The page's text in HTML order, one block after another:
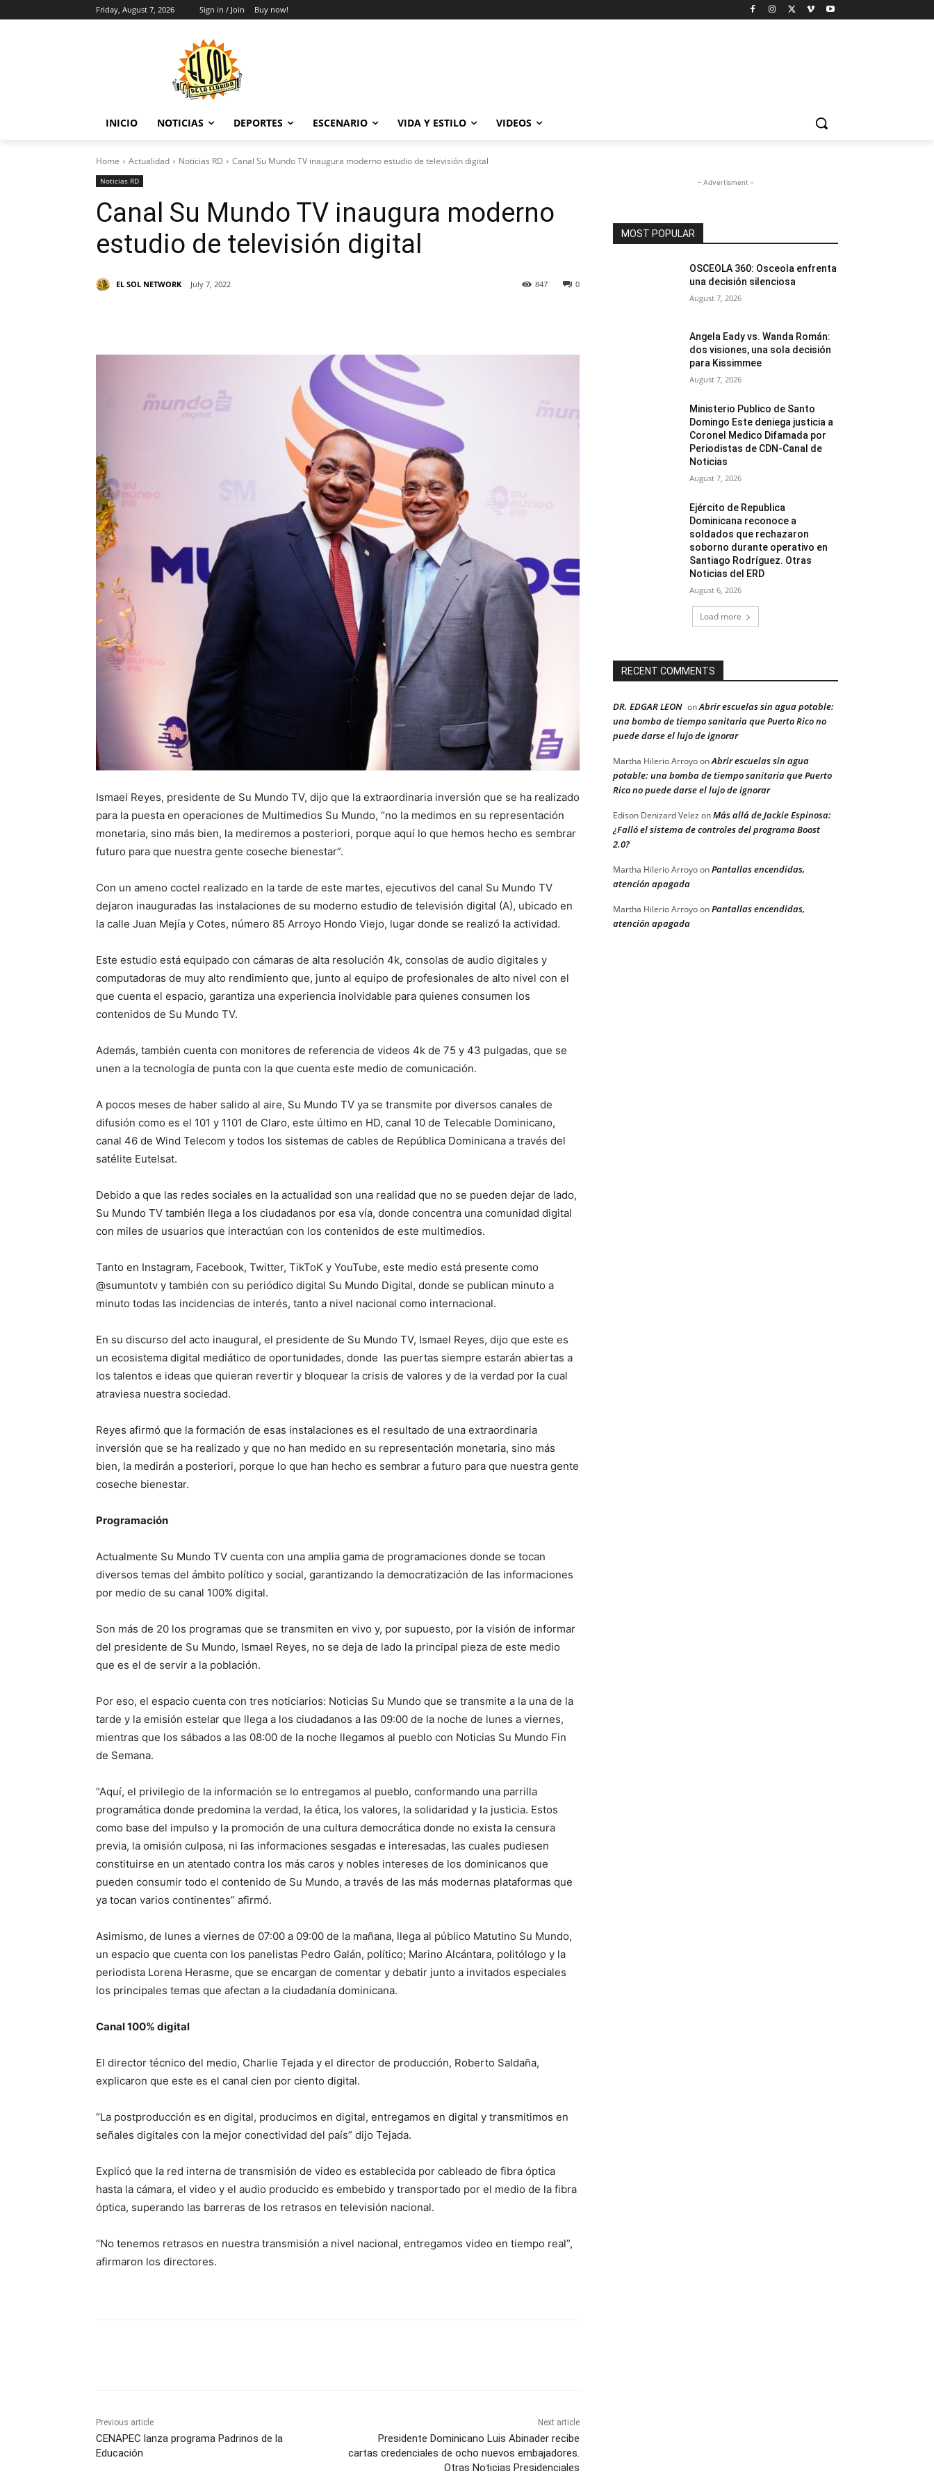
Friday, August 7, 2026 Sign in / Join Buy now!
INICIO NOTICIAS DEPORTES ESCENARIO VIDA Y ESTILO VIDEOS
Home Actualidad Noticias RD Canal Su Mundo TV inaugura moderno estudio de televisión digital
Noticias RD
Canal Su Mundo TV inaugura moderno
estudio de televisión digital
EL SOL NETWORK July 7, 2022 0
847
Ismael Reyes, presidente de Su Mundo TV, dijo que la extraordinaria inversión que se ha realizado
para la puesta en operaciones de Multimedios Su Mundo, “no la medimos en su representación
monetaria, sino más bien, la mediremos a posteriori, porque aquí lo que hemos hecho es sembrar
futuro para que nuestra gente coseche bienestar”.
Con un ameno coctel realizado en la tarde de este martes, ejecutivos del canal Su Mundo TV
dejaron inauguradas las instalaciones de su moderno estudio de televisión digital (A), ubicado en
la calle Juan Mejía y Cotes, número 85 Arroyo Hondo Viejo, lugar donde se realizó la actividad.
Este estudio está equipado con cámaras de alta resolución 4k, consolas de audio digitales y
computadoras de muy alto rendimiento que, junto al equipo de profesionales de alto nivel con el
que cuenta el espacio, garantiza una experiencia inolvidable para quienes consumen los
contenidos de Su Mundo TV.
Además, también cuenta con monitores de referencia de videos 4k de 75 y 43 pulgadas, que se
unen a la tecnología de punta con la que cuenta este medio de comunicación.
A pocos meses de haber salido al aire, Su Mundo TV ya se transmite por diversos canales de
difusión como es el 101 y 1101 de Claro, este último en HD, canal 10 de Telecable Dominicano,
canal 46 de Wind Telecom y todos los sistemas de cables de República Dominicana a través del
satélite Eutelsat.
Debido a que las redes sociales en la actualidad son una realidad que no se pueden dejar de lado,
Su Mundo TV también llega a los ciudadanos por esa vía, donde concentra una comunidad digital
con miles de usuarios que interactúan con los contenidos de este multimedios.
Tanto en Instagram, Facebook, Twitter, TikToK y YouTube, este medio está presente como
@sumuntotv y también con su periódico digital Su Mundo Digital, donde se publican minuto a
minuto todas las incidencias de interés, tanto a nivel nacional como internacional.
En su discurso del acto inaugural, el presidente de Su Mundo TV, Ismael Reyes, dijo que este es
un ecosistema digital mediático de oportunidades, donde las puertas siempre estarán abiertas a
los talentos e ideas que quieran revertir y bloquear la crisis de valores y de la verdad por la cual
atraviesa nuestra sociedad.
Reyes afirmó que la formación de esas instalaciones es el resultado de una extraordinaria
inversión que se ha realizado y que no han medido en su representación monetaria, sino más
bien, la medirán a posteriori, porque lo que han hecho es sembrar a futuro para que nuestra gente
coseche bienestar.
Programación
Actualmente Su Mundo TV cuenta con una amplia gama de programaciones donde se tocan
diversos temas del ámbito político y social, garantizando la democratización de las informaciones
por medio de su canal 100% digital.
Son más de 20 los programas que se transmiten en vivo y, por supuesto, por la visión de informar
del presidente de Su Mundo, Ismael Reyes, no se deja de lado la principal pieza de este medio
que es el de servir a la población.
Por eso, el espacio cuenta con tres noticiarios: Noticias Su Mundo que se transmite a la una de la
tarde y la emisión estelar que llega a los ciudadanos a las 09:00 de la noche de lunes a viernes,
mientras que los sábados a las 08:00 de la noche llegamos al pueblo con Noticias Su Mundo Fin
de Semana.
“Aquí, el privilegio de la información se lo entregamos al pueblo, conformando una parrilla
programática donde predomina la verdad, la ética, los valores, la solidaridad y la justicia. Estos
como base del impulso y la promoción de una cultura democrática donde no exista la censura
previa, la omisión culposa, ni las informaciones sesgadas e interesadas, las cuales pudiesen
constituirse en un atentado contra los más caros y nobles intereses de los dominicanos que
pueden consumir todo el contenido de Su Mundo, a través de las más modernas plataformas que
ya tocan varios continentes” afirmó.
Asimismo, de lunes a viernes de 07:00 a 09:00 de la mañana, llega al público Matutino Su Mundo,
un espacio que cuenta con los panelistas Pedro Galán, político; Marino Alcántara, politólogo y la
periodista Lorena Herasme, que se encargan de comentar y debatir junto a invitados especiales
los principales temas que afectan a la ciudadanía dominicana.
Canal 100% digital
El director técnico del medio, Charlie Tejada y el director de producción, Roberto Saldaña,
explicaron que este es el canal cien por ciento digital.
“La postproducción es en digital, producimos en digital, entregamos en digital y transmitimos en
señales digitales con la mejor conectividad del país” dijo Tejada.
Explicó que la red interna de transmisión de video es establecida por cableado de fibra óptica
hasta la cámara, el video y el audio producido es embebido y transportado por el medio de la fibra
óptica, superando las barreras de los retrasos en televisión nacional.
“No tenemos retrasos en nuestra transmisión a nivel nacional, entregamos video en tiempo real”,
afirmaron los directores.
Previous article
CENAPEC lanza programa Padrinos de la
Educación
Next article
Presidente Dominicano Luis Abinader recibe
cartas credenciales de ocho nuevos embajadores.
Otras Noticias Presidenciales
- Advertisment -
MOST POPULAR
OSCEOLA 360: Osceola enfrenta
una decisión silenciosa
August 7, 2026
Angela Eady vs. Wanda Román:
dos visiones, una sola decisión
para Kissimmee
August 7, 2026
Ministerio Publico de Santo
Domingo Este deniega justicia a
Coronel Medico Difamada por
Periodistas de CDN-Canal de
Noticias
August 7, 2026
Ejército de Republica
Dominicana reconoce a
soldados que rechazaron
soborno durante operativo en
Santiago Rodríguez. Otras
Noticias del ERD
August 6, 2026
Load more
RECENT COMMENTS
DR. EDGAR LEON onAbrir escuelas sin agua potable:
una bomba de tiempo sanitaria que Puerto Rico no
puede darse el lujo de ignorar
Martha Hilerio ArroyoonAbrir escuelas sin agua
potable: una bomba de tiempo sanitaria que Puerto
Rico no puede darse el lujo de ignorar
Edison Denizard Velez onMás allá de Jackie Espinosa:
¿Falló el sistema de controles del programa Boost
2.0?
Martha Hilerio ArroyoonPantallas encendidas,
atención apagada
Martha Hilerio ArroyoonPantallas encendidas,
atención apagada